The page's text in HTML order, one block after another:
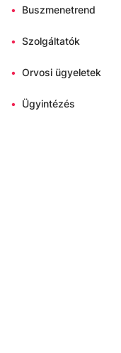
• Buszmenetrend
• Szolgáltatók
• Orvosi ügyeletek
• Ügyintézés